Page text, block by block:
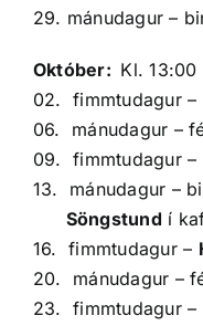
29. mánudagur –
Október: Kl. 13:00
02. fimmtudagur
06. mánudagur –
09. fimmtudagur
13. mánudagur –
Söngstund í
16. fimmtudagur –
20. mánudagur –
23. fimmtudagur